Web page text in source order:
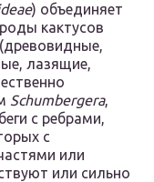
) объединяет
кактусов
лазящие,
Schumbergera,
с ребрами,
с
или
или сильно